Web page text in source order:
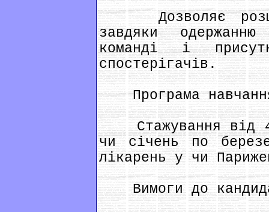
Дозволяє
завдяки
команді і
спостерігачів.
Програма
Стажування від 4
чи січень по
лікарень у чи
Вимоги до